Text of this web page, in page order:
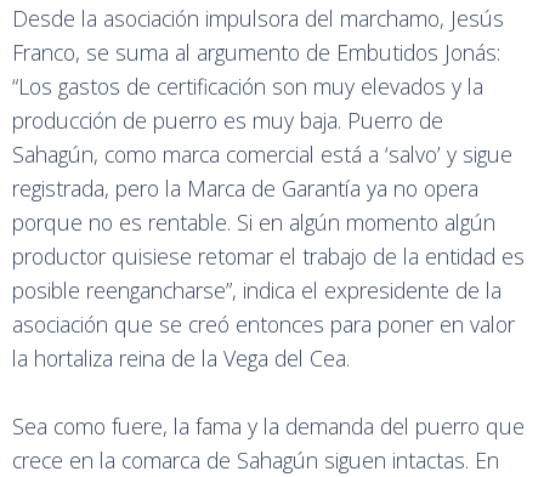
Desde la asociación impulsora del marchamo, Jesús
Franco, se suma al argumento de Embutidos Jonás:
“Los gastos de certificación son muy elevados y la
producción de puerro es muy baja. Puerro de
Sahagún, como marca comercial está a ‘salvo’ y sigue
registrada, pero la Marca de Garantía ya no opera
porque no es rentable. Si en algún momento algún
productor quisiese retomar el trabajo de la entidad es
posible reengancharse”, indica el expresidente de la
asociación que se creó entonces para poner en valor
la hortaliza reina de la Vega del Cea.
Sea como fuere, la fama y la demanda del puerro que
crece en la comarca de Sahagún siguen intactas. En